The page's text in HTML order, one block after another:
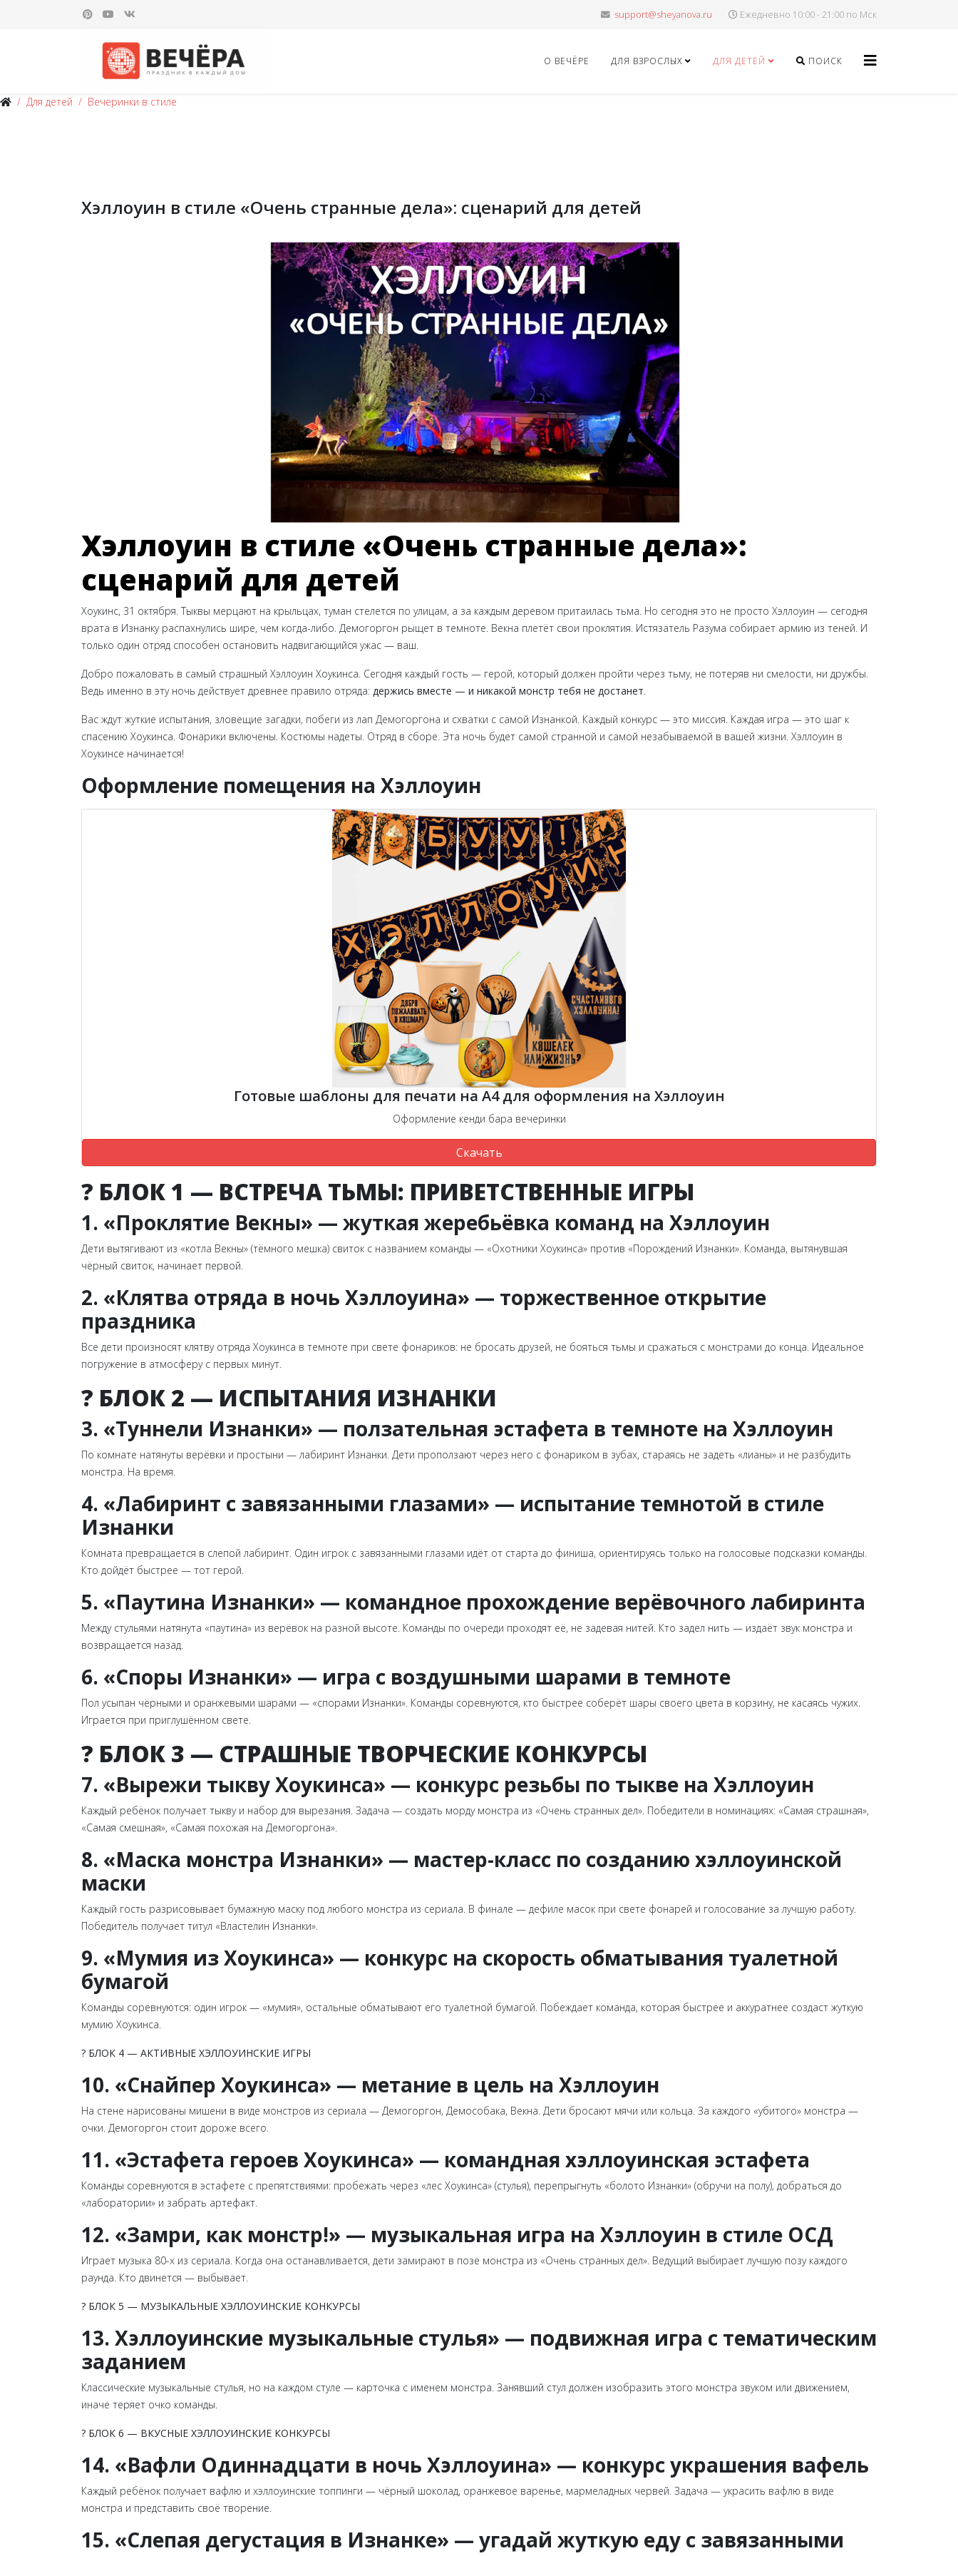
Ежедневно 10:00 - 21:00 по Мск
О ВЕЧЁРЕ ДЛЯ ВЗРОСЛЫХ ДЛЯ ДЕТЕЙ ПОИСК
Для детей Вечеринки в стиле
Хэллоуин в стиле «Очень странные дела»: сценарий для детей
Хэллоуин в стиле «Очень странные дела»:
сценарий для детей
Хоукинс, 31 октября. Тыквы мерцают на крыльцах, туман стелется по улицам, а за каждым деревом притаилась тьма. Но сегодня это не просто Хэллоуин — сегодня
врата в Изнанку распахнулись шире, чем когда-либо. Демогоргон рыщет в темноте. Векна плетёт свои проклятия. Истязатель Разума собирает армию из теней. И
только один отряд способен остановить надвигающийся ужас — ваш.
Добро пожаловать в самый страшный Хэллоуин Хоукинса. Сегодня каждый гость — герой, который должен пройти через тьму, не потеряв ни смелости, ни дружбы.
Ведь именно в эту ночь действует древнее правило отряда: держись вместе — и никакой монстр тебя не достанет.
Вас ждут жуткие испытания, зловещие загадки, побеги из лап Демогоргона и схватки с самой Изнанкой. Каждый конкурс — это миссия. Каждая игра — это шаг к
спасению Хоукинса. Фонарики включены. Костюмы надеты. Отряд в сборе. Эта ночь будет самой странной и самой незабываемой в вашей жизни. Хэллоуин в
Хоукинсе начинается!
Оформление помещения на Хэллоуин
Готовые шаблоны для печати на А4 для оформления на Хэллоуин
Оформление кенди бара вечеринки
Скачать
? БЛОК 1 — ВСТРЕЧА ТЬМЫ: ПРИВЕТСТВЕННЫЕ ИГРЫ
1. «Проклятие Векны» — жуткая жеребьёвка команд на Хэллоуин
Дети вытягивают из «котла Векны» (тёмного мешка) свиток с названием команды — «Охотники Хоукинса» против «Порождений Изнанки». Команда, вытянувшая
чёрный свиток, начинает первой.
2. «Клятва отряда в ночь Хэллоуина» — торжественное открытие
праздника
Все дети произносят клятву отряда Хоукинса в темноте при свете фонариков: не бросать друзей, не бояться тьмы и сражаться с монстрами до конца. Идеальное
погружение в атмосферу с первых минут.
? БЛОК 2 — ИСПЫТАНИЯ ИЗНАНКИ
3. «Туннели Изнанки» — ползательная эстафета в темноте на Хэллоуин
По комнате натянуты верёвки и простыни — лабиринт Изнанки. Дети проползают через него с фонариком в зубах, стараясь не задеть «лианы» и не разбудить
монстра. На время.
4. «Лабиринт с завязанными глазами» — испытание темнотой в стиле
Изнанки
Комната превращается в слепой лабиринт. Один игрок с завязанными глазами идёт от старта до финиша, ориентируясь только на голосовые подсказки команды.
Кто дойдёт быстрее — тот герой.
5. «Паутина Изнанки» — командное прохождение верёвочного лабиринта
Между стульями натянута «паутина» из верёвок на разной высоте. Команды по очереди проходят её, не задевая нитей. Кто задел нить — издаёт звук монстра и
возвращается назад.
6. «Споры Изнанки» — игра с воздушными шарами в темноте
Пол усыпан чёрными и оранжевыми шарами — «спорами Изнанки». Команды соревнуются, кто быстрее соберёт шары своего цвета в корзину, не касаясь чужих.
Играется при приглушённом свете.
? БЛОК 3 — СТРАШНЫЕ ТВОРЧЕСКИЕ КОНКУРСЫ
7. «Вырежи тыкву Хоукинса» — конкурс резьбы по тыкве на Хэллоуин
Каждый ребёнок получает тыкву и набор для вырезания. Задача — создать морду монстра из «Очень странных дел». Победители в номинациях: «Самая страшная»,
«Самая смешная», «Самая похожая на Демогоргона».
8. «Маска монстра Изнанки» — мастер-класс по созданию хэллоуинской
маски
Каждый гость разрисовывает бумажную маску под любого монстра из сериала. В финале — дефиле масок при свете фонарей и голосование за лучшую работу.
Победитель получает титул «Властелин Изнанки».
9. «Мумия из Хоукинса» — конкурс на скорость обматывания туалетной
бумагой
Команды соревнуются: один игрок — «мумия», остальные обматывают его туалетной бумагой. Побеждает команда, которая быстрее и аккуратнее создаст жуткую
мумию Хоукинса.
? БЛОК 4 — АКТИВНЫЕ ХЭЛЛОУИНСКИЕ ИГРЫ
10. «Снайпер Хоукинса» — метание в цель на Хэллоуин
На стене нарисованы мишени в виде монстров из сериала — Демогоргон, Демособака, Векна. Дети бросают мячи или кольца. За каждого «убитого» монстра —
очки. Демогоргон стоит дороже всего.
11. «Эстафета героев Хоукинса» — командная хэллоуинская эстафета
Команды соревнуются в эстафете с препятствиями: пробежать через «лес Хоукинса» (стулья), перепрыгнуть «болото Изнанки» (обручи на полу), добраться до
«лаборатории» и забрать артефакт.
12. «Замри, как монстр!» — музыкальная игра на Хэллоуин в стиле ОСД
Играет музыка 80-х из сериала. Когда она останавливается, дети замирают в позе монстра из «Очень странных дел». Ведущий выбирает лучшую позу каждого
раунда. Кто двинется — выбывает.
? БЛОК 5 — МУЗЫКАЛЬНЫЕ ХЭЛЛОУИНСКИЕ КОНКУРСЫ
13. Хэллоуинские музыкальные стулья» — подвижная игра с тематическим
заданием
Классические музыкальные стулья, но на каждом стуле — карточка с именем монстра. Занявший стул должен изобразить этого монстра звуком или движением,
иначе теряет очко команды.
? БЛОК 6 — ВКУСНЫЕ ХЭЛЛОУИНСКИЕ КОНКУРСЫ
14. «Вафли Одиннадцати в ночь Хэллоуина» — конкурс украшения вафель
Каждый ребёнок получает вафлю и хэллоуинские топпинги — чёрный шоколад, оранжевое варенье, мармеладных червей. Задача — украсить вафлю в виде
монстра и представить своё творение.
15. «Слепая дегустация в Изнанке» — угадай жуткую еду с завязанными